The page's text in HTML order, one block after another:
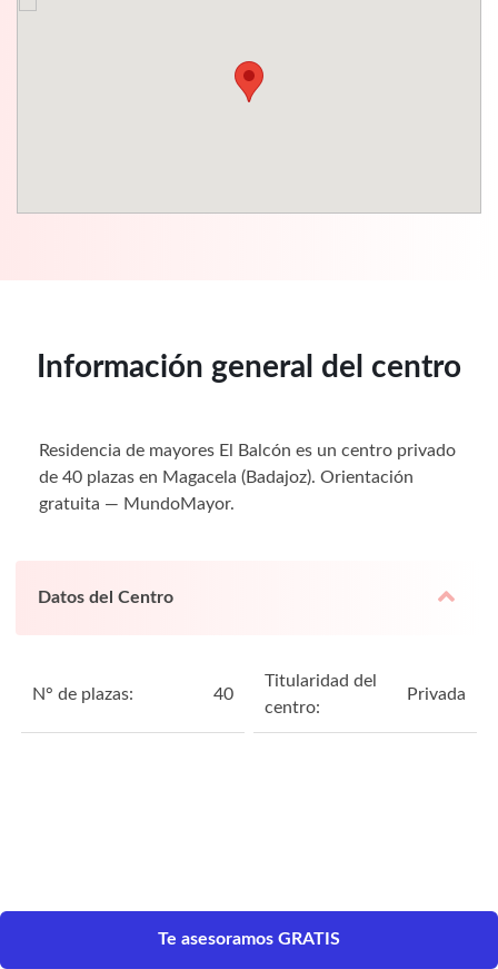
Información general del centro
Residencia de mayores El Balcón es un centro privado
de 40 plazas en Magacela (Badajoz). Orientación
gratuita — MundoMayor.
Datos del Centro
N° de plazas: 40
Titularidad del
centro:
Privada
Te asesoramos GRATIS